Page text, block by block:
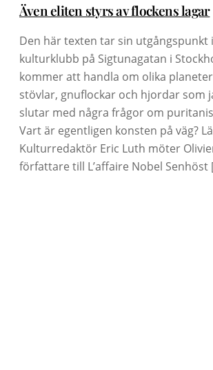
Även eliten styrs av flockens lagar
Den här texten tar sin utgångspunkt
kulturklubb på Sigtunagatan i
kommer att handla om olika
stövlar, gnuflockar och hjordar som
slutar med några frågor om
Vart är egentligen konsten på väg?
Kulturredaktör Eric Luth möter
författare till L’affaire Nobel Senhöst